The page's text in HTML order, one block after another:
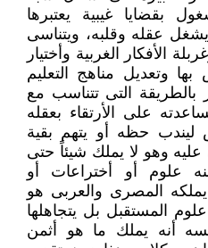
بقضايا غيبية يعتبرها
يشغل عقله وقلبه، ويتناسى
الأفكار الغربية وأختيار
وتعديل مناهج التعليم
بالطريقة التى تتناسب مع
‏على الأرتقاء بعقله
ليندب حظه أو يتهم بقية
وهو لا يملك شيئاً حتى
علوم أو أختراعات أو
المصرى والعربى هو
المستقبل بل يتجاهلها
أنه يملك ما هو أثمن